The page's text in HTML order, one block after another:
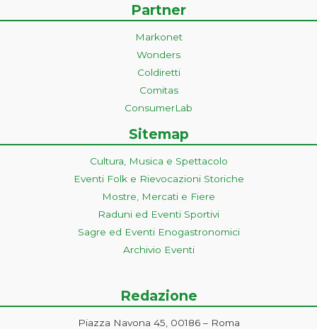
Partner
Markonet
Wonders
Coldiretti
Comitas
ConsumerLab
Sitemap
Cultura, Musica e Spettacolo
Eventi Folk e Rievocazioni Storiche
Mostre, Mercati e Fiere
Raduni ed Eventi Sportivi
Sagre ed Eventi Enogastronomici
Archivio Eventi
Redazione
Piazza Navona 45, 00186 – Roma